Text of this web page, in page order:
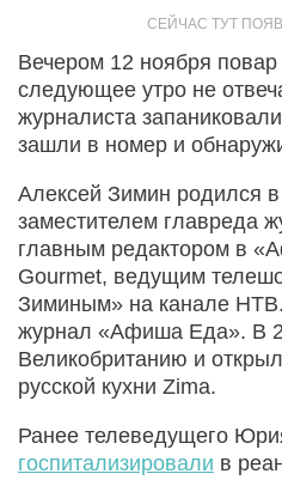
Вечером 12 ноября
следующее утро не
журналиста
зашли в номер и
Алексей Зимин родился
заместителем главреда
главным редактором в
Gourmet, ведущим
Зиминым» на канале
журнал «Афиша Еда». В
Великобританию и
русской кухни Zima.
Ранее телеведущего
госпитализировали в